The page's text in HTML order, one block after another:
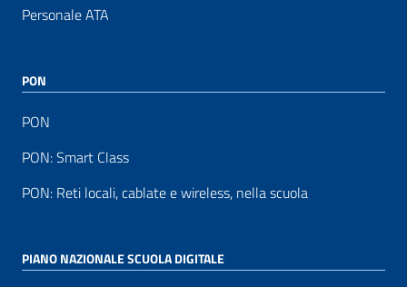
Personale ATA
PON
PON
PON: Smart Class
PON: Reti locali, cablate e wireless, nella scuola
PIANO NAZIONALE SCUOLA DIGITALE